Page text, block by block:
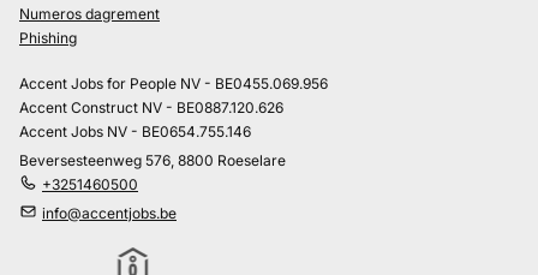
Numeros dagrement
Phishing
Accent Jobs for People NV - BE0455.069.956
Accent Construct NV - BE0887.120.626
Accent Jobs NV - BE0654.755.146
Beversesteenweg 576, 8800 Roeselare
+3251460500
info@accentjobs.be